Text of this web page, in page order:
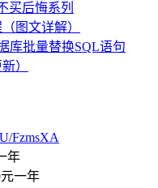
买后悔系列
图文详解）
库批量替换SQL语句
）
FzmsXA
年
一年